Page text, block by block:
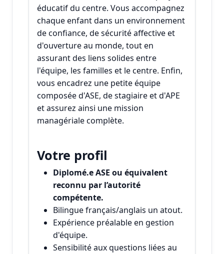
éducatif du centre. Vous accompagnez
chaque enfant dans un environnement
de confiance, de sécurité affective et
d'ouverture au monde, tout en
assurant des liens solides entre
l'équipe, les familles et le centre. Enfin,
vous encadrez une petite équipe
composée d'ASE, de stagiaire et d'APE
et assurez ainsi une mission
managériale complète.
Votre profil
Diplomé.e ASE ou équivalent
reconnu par l’autorité
compétente.
Bilingue français/anglais un atout.
Expérience préalable en gestion
d'équipe.
Sensibilité aux questions liées au